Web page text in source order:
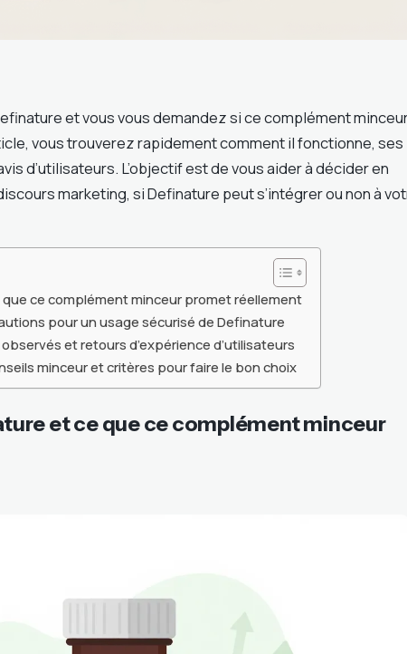
et vous vous demandez si ce complément
vous trouverez rapidement comment il fonctionne, ses
d’utilisateurs. L’objectif est de vous aider à décider en
marketing, si Definature peut s’intégrer ou non à
ce complément minceur promet réellement
pour un usage sécurisé de Definature
et retours d’expérience d’utilisateurs
minceur et critères pour faire le bon choix
et ce que ce complément minceur